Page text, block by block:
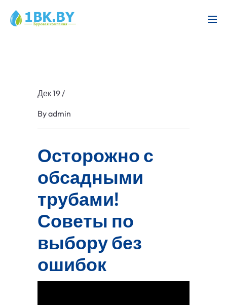
Дек 19/
Byadmin
Осторожно с
обсадными
трубами!
Советы по
выбору без
ошибок